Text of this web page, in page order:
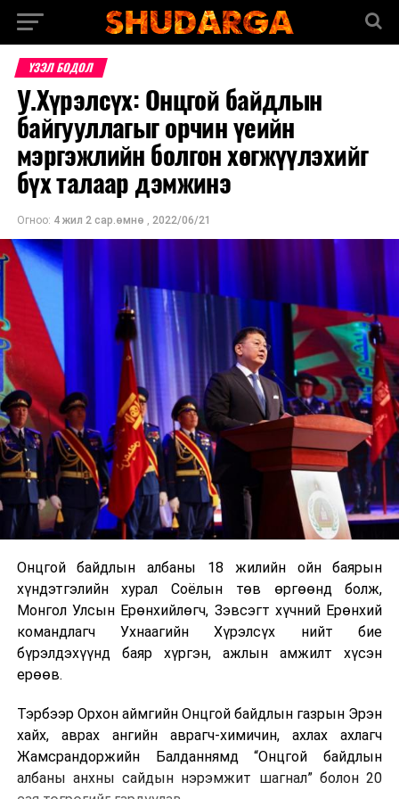
ҮЗЭЛ БОДОЛ
У.Хүрэлсүх: Онцгой байдлын
байгууллагыг орчин үеийн
мэргэжлийн болгон хөгжүүлэхийг
бүх талаар дэмжинэ
Огноо: 4 жил 2 сар.өмнө , 2022/06/21
Онцгой байдлын албаны 18 жилийн ойн баярын
хүндэтгэлийн хурал Соёлын төв өргөөнд болж,
Монгол Улсын Ерөнхийлөгч, Зэвсэгт хүчний Ерөнхий
командлагч Ухнаагийн Хүрэлсүх нийт бие
бүрэлдэхүүнд баяр хүргэн, ажлын амжилт хүсэн
ерөөв.
Тэрбээр Орхон аймгийн Онцгой байдлын газрын Эрэн
хайх, аврах ангийн аврагч-химичин, ахлах ахлагч
Жамсрандоржийн Балданнямд “Онцгой байдлын
албаны анхны сайдын нэрэмжит шагнал” болон 20